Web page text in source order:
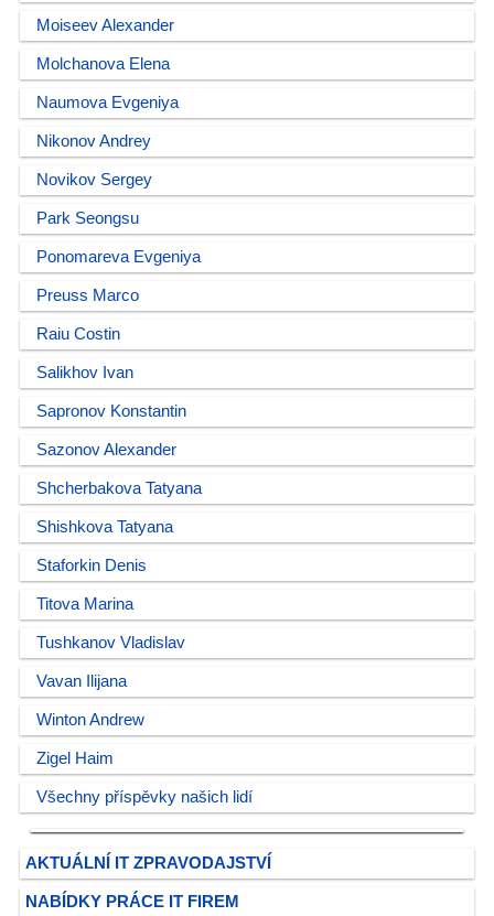
Moiseev Alexander
Molchanova Elena
Naumova Evgeniya
Nikonov Andrey
Novikov Sergey
Park Seongsu
Ponomareva Evgeniya
Preuss Marco
Raiu Costin
Salikhov Ivan
Sapronov Konstantin
Sazonov Alexander
Shcherbakova Tatyana
Shishkova Tatyana
Staforkin Denis
Titova Marina
Tushkanov Vladislav
Vavan Ilijana
Winton Andrew
Zigel Haim
Všechny příspěvky našich lidí
AKTUÁLNÍ IT ZPRAVODAJSTVÍ
NABÍDKY PRÁCE IT FIREM